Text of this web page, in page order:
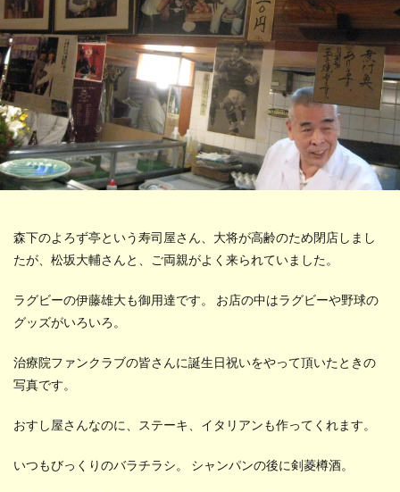
森下のよろず亭という寿司屋さん、大将が高齢のため閉店しまし
たが、松坂大輔さんと、ご両親がよく来られていました。
ラグビーの伊藤雄大も御用達です。 お店の中はラグビーや野球の
グッズがいろいろ。
治療院ファンクラブの皆さんに誕生日祝いをやって頂いたときの
写真です。
おすし屋さんなのに、ステーキ、イタリアンも作ってくれます。
いつもびっくりのバラチラシ。 シャンパンの後に剣菱樽酒。